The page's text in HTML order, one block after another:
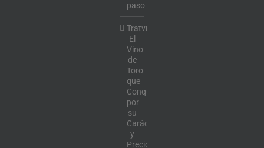
paso
Tratvm:
El
Vino
de
Toro
que
Conquista
por
su
Carácter
y
Precio